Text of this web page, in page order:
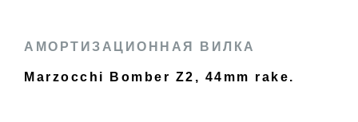
АМОРТИЗАЦИОННАЯ ВИЛКА
Marzocchi Bomber Z2, 44mm rake.